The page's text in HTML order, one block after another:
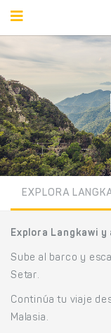
EXPLORA
Explora Langkawi
Sube al barco y
Setar.
Continúa tu viaje
Malasia.